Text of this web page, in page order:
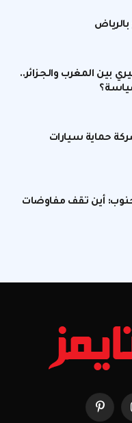
بين المغرب والجزائر..
حماية سيارات
أين تقف مفاوضات
بينتيريست